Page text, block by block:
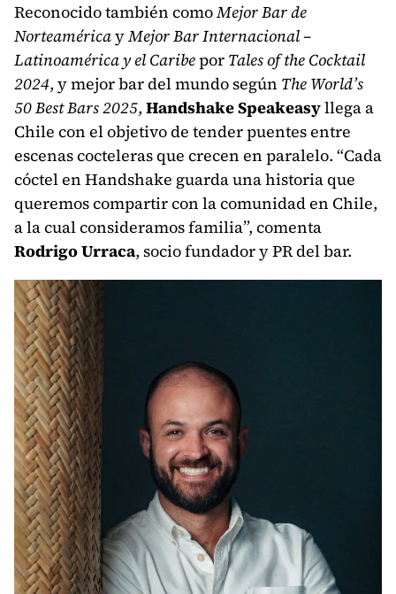
Reconocido también comoMejor Bar de
NorteaméricayMejor Bar Internacional –
Latinoamérica y el Caribepor Tales of the Cocktail
2024, y mejor bar del mundo según The World’s
50 Best Bars 2025, Handshake Speakeasyllega a
Chile con el objetivo de tender puentes entre
escenas cocteleras que crecen en paralelo. “Cada
cóctel en Handshake guarda una historia que
queremos compartir con la comunidad en Chile,
a la cual consideramos familia”, comenta
Rodrigo Urraca, socio fundador y PR del bar.